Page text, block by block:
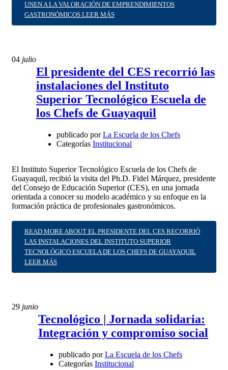
UNEN A LA VALORACIÓN DE EMPRENDIMIENTOS
GASTRONÓMICOS LEER MÁS
04 julio
El presidente del CES recorrió las
instalaciones del Instituto
Superior Tecnológico Escuela de
los Chefs de Guayaquil
publicado por La Escuela de los Chefs
Categorías Institucional
El Instituto Superior Tecnológico Escuela de los Chefs de
Guayaquil, recibió la visita del Ph.D. Fidel Márquez, presidente
del Consejo de Educación Superior (CES), en una jornada
orientada a conocer su modelo académico y su enfoque en la
formación práctica de profesionales gastronómicos.
READ MORE ABOUT EL PRESIDENTE DEL CES RECORRIÓ
LAS INSTALACIONES DEL INSTITUTO SUPERIOR
TECNOLÓGICO ESCUELA DE LOS CHEFS DE GUAYAQUIL
LEER MÁS
29 junio
Tecnológico | Jornada solidaria:
Integración y compromiso social
publicado por La Escuela de los Chefs
Categorías Institucional